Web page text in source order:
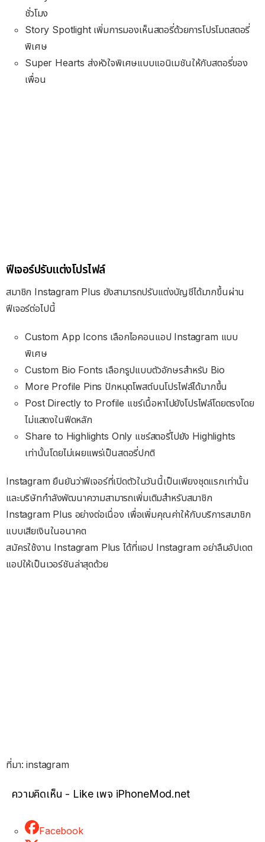
ชั่วโมง
Story Spotlight เพิ่มการมองเห็นสตอรี่ด้วยการโปรโมตสตอรี่
พิเศษ
Super Hearts ส่งหัวใจพิเศษแบบแอนิเมชันให้กับสตอรี่ของ
เพื่อน
ฟีเจอร์ปรับแต่งโปรไฟล์
สมาชิก Instagram Plus ยังสามารถปรับแต่งบัญชีได้มากขึ้นผ่าน
ฟีเจอร์ต่อไปนี้
Custom App Icons เลือกไอคอนแอป Instagram แบบ
พิเศษ
Custom Bio Fonts เลือกรูปแบบตัวอักษรสำหรับ Bio
More Profile Pins ปักหมุดโพสต์บนโปรไฟล์ได้มากขึ้น
Post Directly to Profile แชร์เนื้อหาไปยังโปรไฟล์โดยตรงโดย
ไม่แสดงในฟีดหลัก
Share to Highlights Only แชร์สตอรี่ไปยัง Highlights
เท่านั้นโดยไม่เผยแพร่เป็นสตอรี่ปกติ
Instagram ยืนยันว่าฟีเจอร์ที่เปิดตัวในวันนี้เป็นเพียงชุดแรกเท่านั้น
และบริษัทกำลังพัฒนาความสามารถเพิ่มเติมสำหรับสมาชิก
Instagram Plus อย่างต่อเนื่อง เพื่อเพิ่มคุณค่าให้กับบริการสมาชิก
แบบเสียเงินในอนาคต
สมัครใช้งาน Instagram Plus ได้ที่แอป Instagram อย่าลืมอัปเดต
แอปให้เป็นเวอร์ชันล่าสุดด้วย
ที่มา: instagram
ความคิดเห็น - Like เพจ iPhoneMod.net
Facebook